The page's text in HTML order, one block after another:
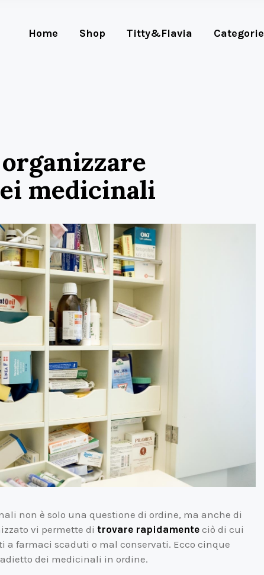
Home Shop Titty&Flavia Categorie
medicinali
non è solo una questione di ordine, ma anche di
vi permette di trovare rapidamente ciò di cui
a farmaci scaduti o mal conservati. Ecco cinque
dei medicinali in ordine.